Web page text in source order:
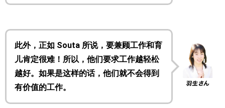
此外，正如 Souta 所说，要兼顾工作和育
儿肯定很难！所以，他们要求工作越轻松
越好。如果是这样的话，他们就不会得到
有价值的工作。